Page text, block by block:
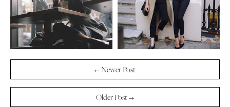
← Newer Post
Older Post →